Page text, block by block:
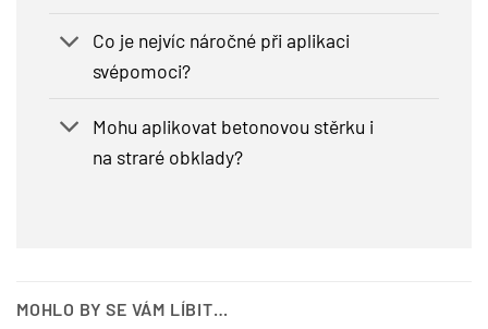
Co je nejvíc náročné při aplikaci
svépomoci?
Mohu aplikovat betonovou stěrku i
na straré obklady?
MOHLO BY SE VÁM LÍBIT…